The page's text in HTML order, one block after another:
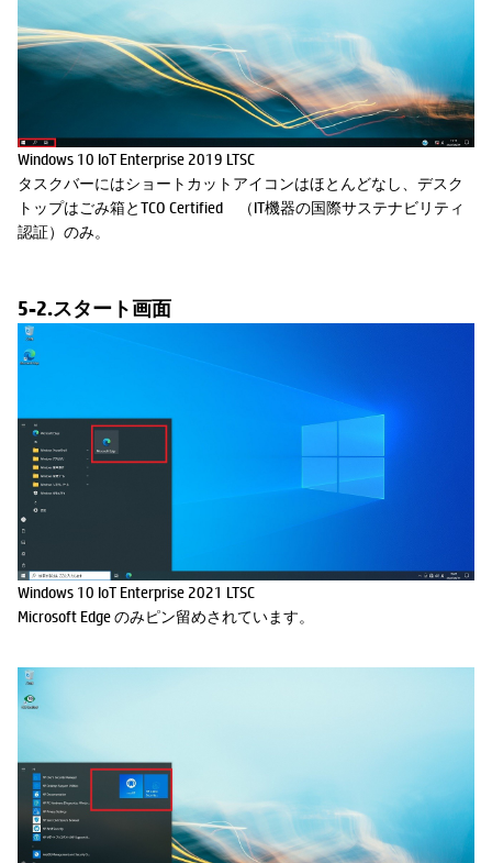
Windows 10 IoT Enterprise 2019 LTSC
タスクバーにはショートカットアイコンはほとんどなし、デスク
トップはごみ箱とTCO Certified （IT機器の国際サステナビリティ
認証）のみ。
5-2.スタート画面
Windows 10 IoT Enterprise 2021 LTSC
Microsoft Edge のみピン留めされています。